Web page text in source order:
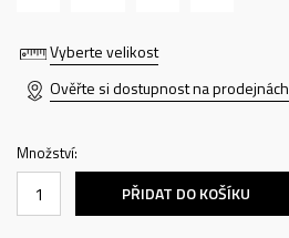
Vyberte velikost
Ověřte si dostupnost na prodejnách
Množství:
PŘIDAT DO KOŠÍKU